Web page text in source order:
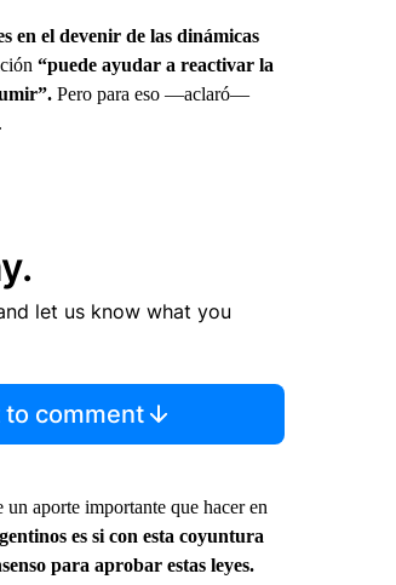
en el devenir de las dinámicas
“puede ayudar a reactivar la
Pero para eso —aclaró—
let us know what you
comment
aporte importante que hacer en
es si con esta coyuntura
para aprobar estas leyes.